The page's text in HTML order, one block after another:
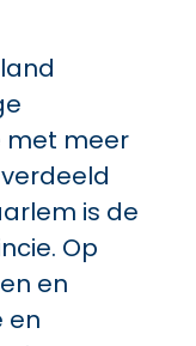
met meer
is de
Op
en
en